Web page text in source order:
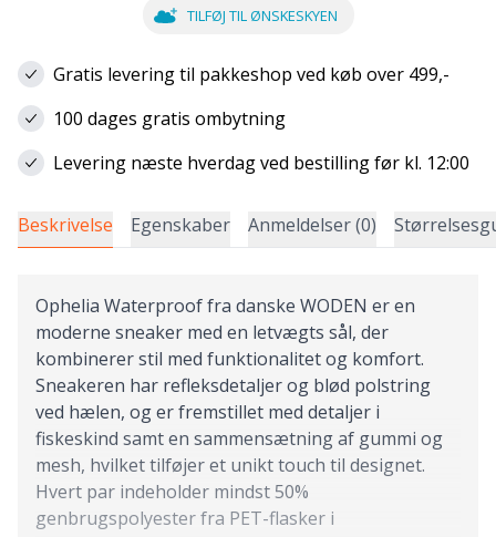
TILFØJ TIL ØNSKESKYEN
Gratis levering til pakkeshop ved køb over 499,-
100 dages gratis ombytning
Levering næste hverdag ved bestilling før kl. 12:00
Beskrivelse Egenskaber Anmeldelser (0)
Ophelia Waterproof fra danske WODEN er en
moderne sneaker med en letvægts sål, der
kombinerer stil med funktionalitet og komfort.
Sneakeren har refleksdetaljer og blød polstring
ved hælen, og er fremstillet med detaljer i
fiskeskind samt en sammensætning af gummi og
mesh, hvilket tilføjer et unikt touch til designet.
Hvert par indeholder mindst 50%
genbrugspolyester fra PET-flasker i